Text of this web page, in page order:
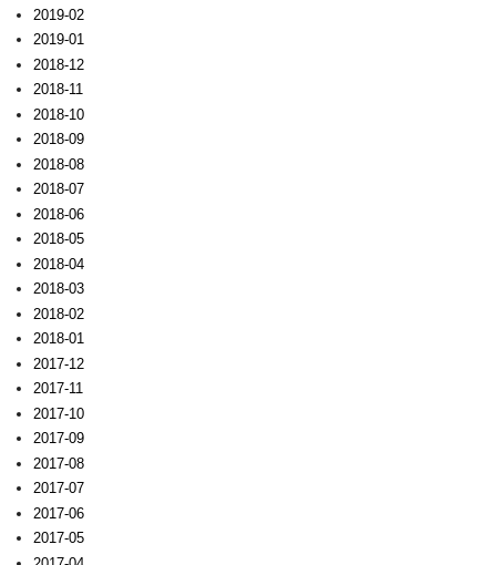
2019-02
2019-01
2018-12
2018-11
2018-10
2018-09
2018-08
2018-07
2018-06
2018-05
2018-04
2018-03
2018-02
2018-01
2017-12
2017-11
2017-10
2017-09
2017-08
2017-07
2017-06
2017-05